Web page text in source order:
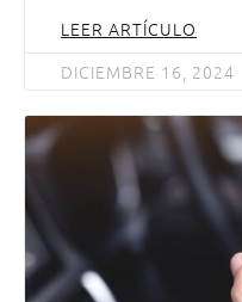
LEER ARTÍCULO
DICIEMBRE 16, 2024